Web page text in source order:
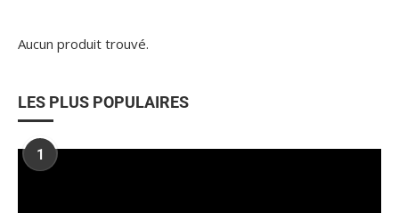
Aucun produit trouvé.
LES PLUS POPULAIRES
1